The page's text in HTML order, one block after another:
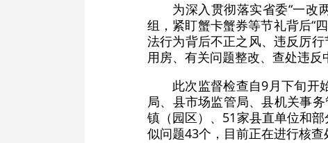
为深入贯彻落实省委“一改
组，紧盯蟹卡蟹券等节礼背后“
法行为背后不正之风、违反厉
用房、有关问题整改、查处违反
此次监督检查自9月下旬开
局、县市场监管局、县机关事
镇（园区）、51家县直单位和
似问题43个，目前正在进行核查